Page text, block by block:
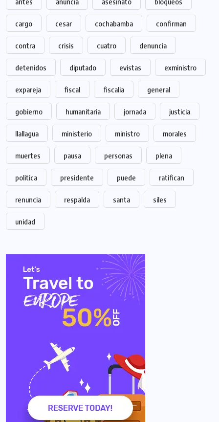
cargo cesar cochabamba confirman
contra crisis cuatro denuncia
detenidos diputado evistas exministro
expareja fiscal fiscalia general
gobierno humanitaria jornada justicia
llallagua ministerio ministro morales
muertes pausa personas plena
politica presidente puede ratifican
renuncia respalda santa siles
unidad